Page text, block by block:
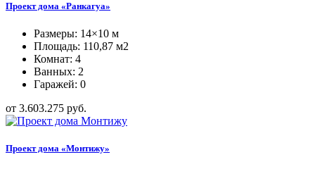
Проект дома «Ранкагуа»
Размеры: 14×10 м
Площадь: 110,87 м2
Комнат: 4
Ванных: 2
Гаражей: 0
от 3.603.275 руб.
Проект дома «Монтижу»